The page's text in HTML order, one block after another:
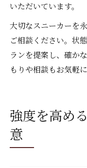
いただいています。
大切なスニーカーを
ご相談ください。状
ランを提案し、確か
もりや相談もお気軽に
強度を高め
意